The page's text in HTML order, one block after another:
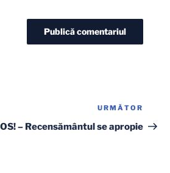
URMĂTOR
– Recensământul se apropie